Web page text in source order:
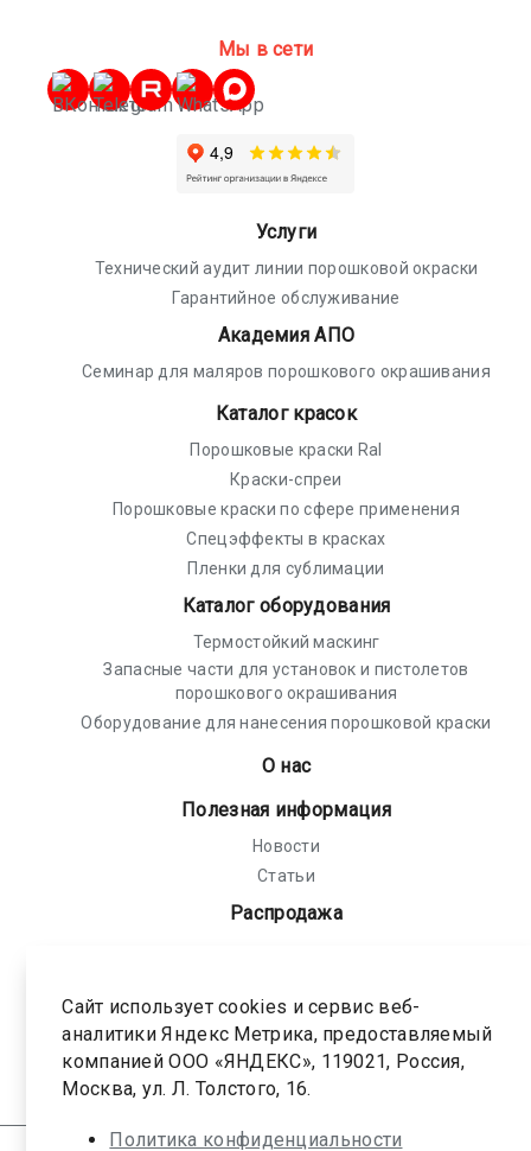
Мы в сети
Услуги
Технический аудит линии порошковой окраски
Гарантийное обслуживание
Академия АПО
Семинар для маляров порошкового окрашивания
Каталог красок
Порошковые краски Ral
Краски-спреи
Порошковые краски по сфере применения
Спецэффекты в красках
Пленки для сублимации
Каталог оборудования
Термостойкий маскинг
Запасные части для установок и пистолетов
порошкового окрашивания
Оборудование для нанесения порошковой краски
О нас
Полезная информация
Новости
Статьи
Распродажа
Соглашение на обработку персональных
данных
Карта сайта
Сайт использует cookies и сервис веб-
аналитики Яндекс Метрика, предоставляемый
компанией ООО «ЯНДЕКС», 119021, Россия,
Москва, ул. Л. Толстого, 16.
Политика конфиденциальности